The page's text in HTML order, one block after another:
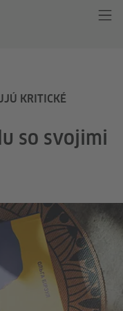
KRITICKÉ
so svojimi